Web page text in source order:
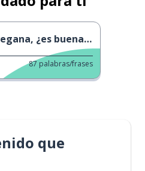
¿es buena o no?
87 palabras/frases
que